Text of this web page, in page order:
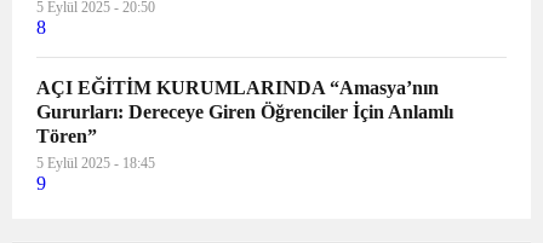
5 Eylül 2025 - 20:50
8
AÇI EĞİTİM KURUMLARINDA “Amasya’nın
Gururları: Dereceye Giren Öğrenciler İçin Anlamlı
Tören”
5 Eylül 2025 - 18:45
9